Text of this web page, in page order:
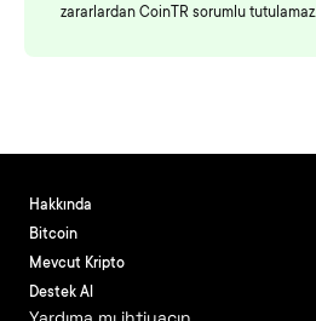
zararlardan CoinTR sorumlu tutulamaz.
Hakkında
Bitcoin
Mevcut Kripto
Destek Al